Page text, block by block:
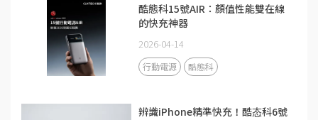
酷態科15號AIR：顏值性能雙在線
的快充神器
2026-04-14
行動電源 酷態科
辨識iPhone精準快充！酷态科6號